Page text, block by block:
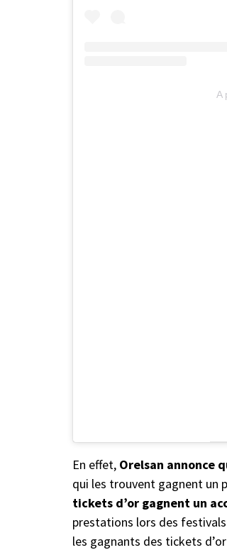
A
En effet, Orelsan annonce
qui les trouvent gagnent un
tickets d’or gagnent un
prestations lors des
les gagnants des tickets